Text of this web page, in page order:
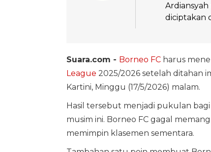
diciptakan
Suara.com - Borneo FCharus
League 2025/2026 setelah ditahan
Kartini, Minggu (17/5/2026) malam.
Hasil tersebut menjadi pukulan
musim ini. Borneo FC gagal
memimpin klasemen sementara.